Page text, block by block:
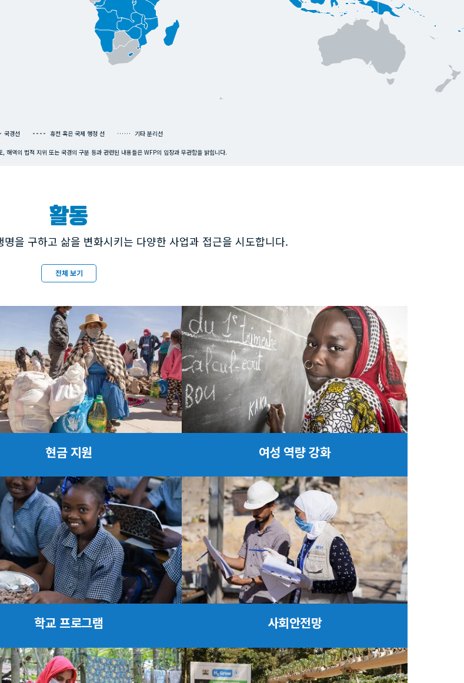
국경선 휴전 혹은 국제 행정 선 기타 분리선
해역의 법적 지위 또는 국경의 구분 등과 관련된 내용들은 WFP의 입장과 무관함을 밝힙니다.
활동
을 구하고 삶을 변화시키는 다양한 사업과 접근을 시도합니다.
전체 보기
현금 지원 여성 역량 강화
학교 프로그램 사회안전망